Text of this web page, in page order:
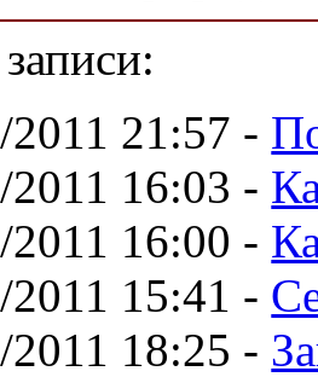
2011 21:57 -
2011 16:03 -
2011 16:00 -
2011 15:41 -
2011 18:25 -